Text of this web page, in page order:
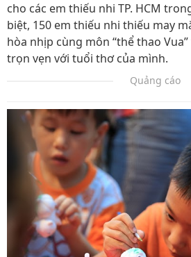
cho các em thiếu nhi TP. HCM
biệt, 150 em thiếu nhi thiếu may
hòa nhịp cùng môn “thể thao
trọn vẹn với tuổi thơ của mình.
Quảng cáo